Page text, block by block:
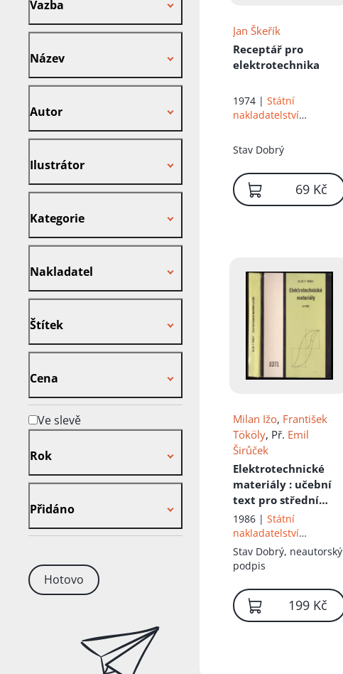
Vazba
Název
Autor
Ilustrátor
Kategorie
Nakladatel
Štítek
Cena
Ve slevě
Rok
Přidáno
Hotovo
Jan Škeřík
Receptář pro
elektrotechnika
1974 |Státní
nakladatelství
Stav Dobrý
69 Kč
Milan Ižo, František
Tököly, Př. Emil
Širůček
Elektrotechnické
materiály : učební
text pro střední
odborná učiliště
1986 |Státní
nakladatelství
technické literatury
Stav Dobrý, neautorský
podpis
199 Kč